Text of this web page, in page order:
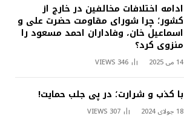
ادامه اختلافات مخالفین در خارج از
کشور؛ چرا شورای مقاومت حضرت علی و
اسماعیل خان، وفاداران احمد مسعود را
منزوی کرد؟
14 می 2025 346
VIEWS
با کذب و شرارت؛ در پی جلب حمایت!
18 جولای 2024 307
VIEWS